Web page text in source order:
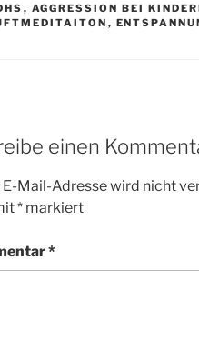
, AGGRESSION BEI
,
einen
E-Mail-Adresse wird nicht
* markiert
*